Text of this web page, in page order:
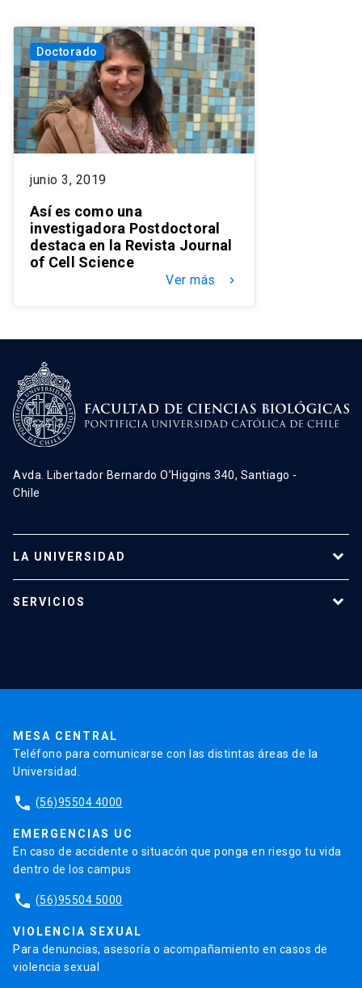
Doctorado
junio 3, 2019
Así es como una
investigadora Postdoctoral
destaca en la Revista Journal
of Cell Science
Ver más keyboard_arrow_right
Avda. Libertador Bernardo O’Higgins 340, Santiago -
Chile
LA UNIVERSIDAD
SERVICIOS
MESA CENTRAL
Teléfono para comunicarse con las distintas áreas de la
Universidad.
phone (56)95504 4000
EMERGENCIAS UC
En caso de accidente o situacón que ponga en riesgo tu vida
dentro de los campus
phone (56)95504 5000
VIOLENCIA SEXUAL
Para denuncias, asesoría o acompañamiento en casos de
violencia sexual